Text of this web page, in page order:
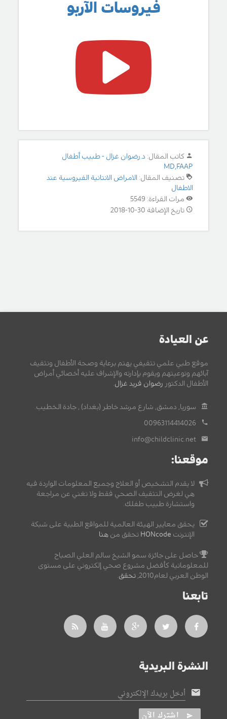
فيروسات الآربو
كاتب المقال: د.رضوان غزال - طبيب أطفال
MD,FAAP
تصنيف المقال: الامراض الانتانية الفيروسية عند
الاطفال
مرات القراءة: 5549
تاريخ الإضافة 30-10-2018
عن العيادة
موقع طبي علمي تثقيفي يهتم برعاية وصحة الأطفال وتثقيف
آبائهم وتوعيتهم ويقوم بإدارته والإشراف عليه أخصائي أمراض
الأطفال الدكتور رضوان فريد غزال.
سوريا, دمشق, شارع مرشد خاطر (بغداد) , جادة الخطيب.
00963114414026
info@childclinic.net
موقعنا:
لا يقدم التشخيص أو العلاج وجميع المعلومات الواردة فيه
هي لغرض التثقيف الصحي فقط ولا تغني عن مراجعة
واستشارة طبيب طفلك.
يحقق معايير الهيئة العالمية للمواقع الطبية على شبكة
الإنترنت HONcode تحقق من هنا
حاصل على جائزة سمو الشيخ سالم العلي الصباح
للمعلوماتية كأفضل مشروع صحي إلكتروني على مستوى
الوطن العربي لعام2010,
تحقق.
تابعنا
النشرة البريدية
أدخل بريدك الإلكتروني
اشترك الآن